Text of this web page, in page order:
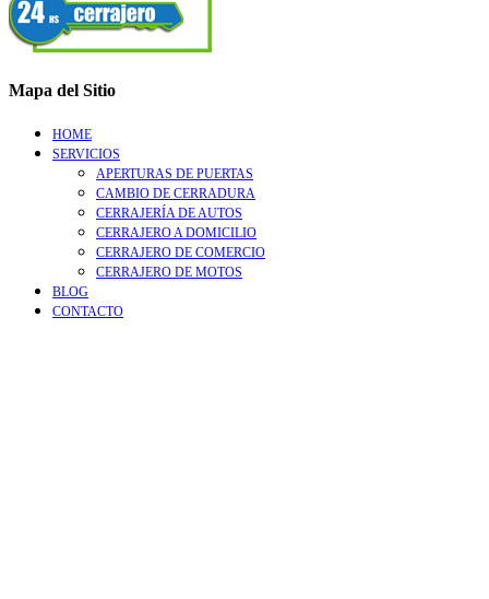
Mapa del Sitio
HOME
SERVICIOS
APERTURAS DE PUERTAS
CAMBIO DE CERRADURA
CERRAJERÍA DE AUTOS
CERRAJERO A DOMICILIO
CERRAJERO DE COMERCIO
CERRAJERO DE MOTOS
BLOG
CONTACTO